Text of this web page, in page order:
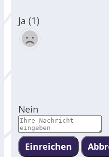
Ja (1)
Nein
Einreichen